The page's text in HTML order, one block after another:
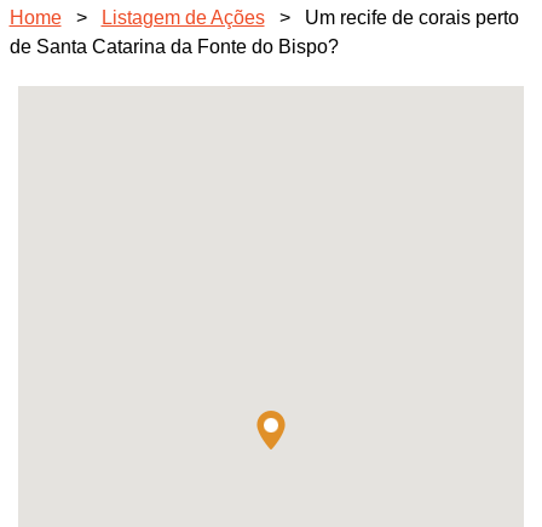
Home > Listagem de Ações >
Um recife de corais perto
de Santa Catarina da Fonte do Bispo?